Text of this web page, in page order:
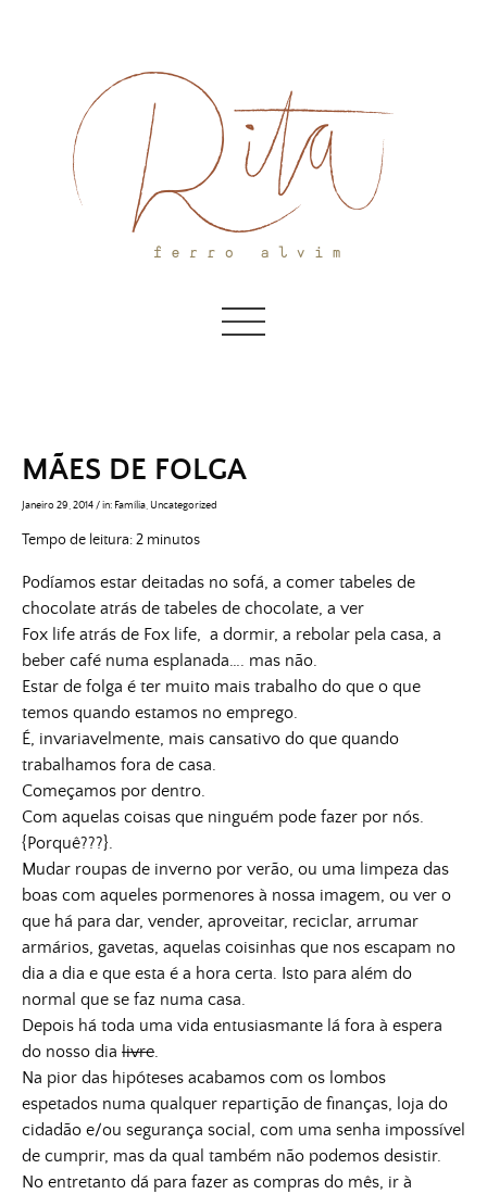
MÃES DE FOLGA
Janeiro 29, 2014/in: Família Uncategorized
Tempo de leitura:2 minutos
Podíamos estar deitadas no sofá, a comer tabeles de
chocolate atrás de tabeles de chocolate, a ver
Fox life atrás de Fox life, a dormir, a rebolar pela casa, a
beber café numa esplanada…. mas não.
Estar de folga é ter muito mais trabalho do que o que
temos quando estamos no emprego.
É, invariavelmente, mais cansativo do que quando
trabalhamos fora de casa.
Começamos por dentro.
Com aquelas coisas que ninguém pode fazer por nós.
{Porquê???}.
Mudar roupas de inverno por verão, ou uma limpeza das
boas com aqueles pormenores à nossa imagem, ou ver o
que há para dar, vender, aproveitar, reciclar, arrumar
armários, gavetas, aquelas coisinhas que nos escapam no
dia a dia e que esta é a hora certa. Isto para além do
normal que se faz numa casa.
Depois há toda uma vida entusiasmante lá fora à espera
do nosso dia livre.
Na pior das hipóteses acabamos com os lombos
espetados numa qualquer repartição de finanças, loja do
cidadão e/ou segurança social, com uma senha impossível
de cumprir, mas da qual também não podemos desistir.
No entretanto dá para fazer as compras do mês, ir à